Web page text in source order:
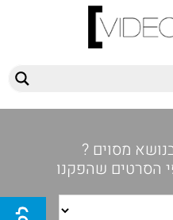
מסוים ?
הסרטים שהפקנו